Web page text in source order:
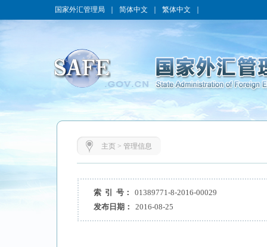
国家外汇管理局 简体中文 繁体中文
主页> 管理信息
索 引 号：
01389771-8-2016-00029
发布日期：
2016-08-25